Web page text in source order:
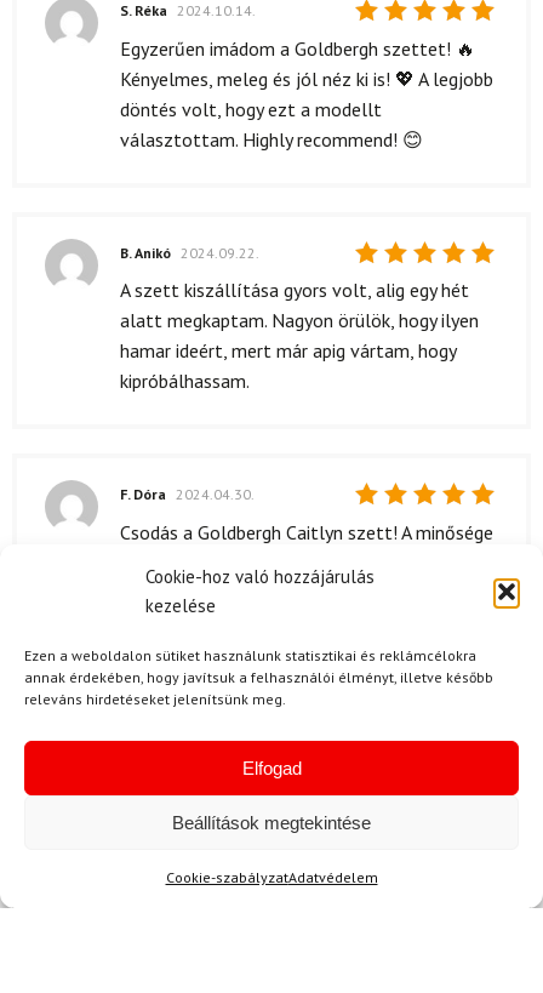
Cookie-hoz való hozzájárulás
kezelése
Ezen a weboldalon sütiket használunk statisztikai és reklámcélokra
annak érdekében, hogy javítsuk a felhasználói élményt, illetve később
releváns hirdetéseket jelenítsünk meg.
Elfogad
Beállítások megtekintése
Cookie-szabályzatAdatvédelem
Értékelés:
5
S. Réka 2024.10.14.
Egyzerűen imádom a Goldbergh szettet! 🔥
Kényelmes, meleg és jól néz ki is! 💖 A legjobb
döntés volt, hogy ezt a modellt
választottam. Highly recommend! 😊
Értékelés:
5 / 5
B. Anikó 2024.09.22.
A szett kiszállítása gyors volt, alig egy hét
alatt megkaptam. Nagyon örülök, hogy ilyen
hamar ideért, mert már apig vártam, hogy
kipróbálhassam.
Értékelés:
F. Dóra 2024.04.30.
Csodás a Goldbergh Caitlyn szett! A minősége
Kérdése van?
Kérdése van?